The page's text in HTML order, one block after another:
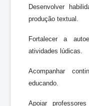
Desenvolver
produção textual.
Fortalecer a
atividades lúdicas.
Acompanhar
educando.
Apoiar